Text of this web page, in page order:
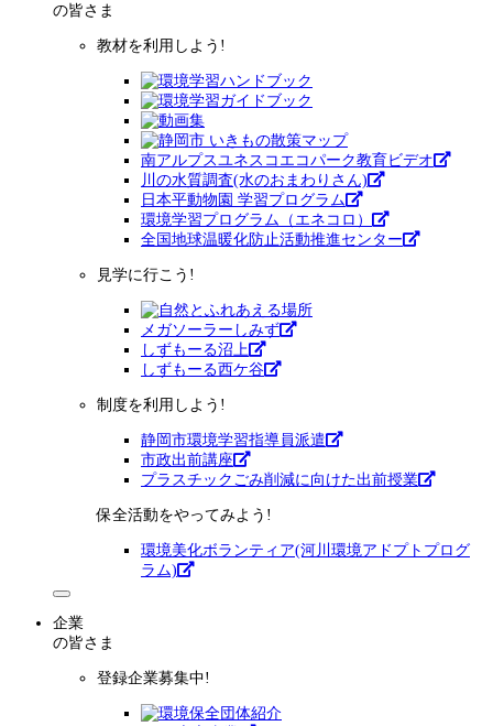
の皆さま
教材を利用しよう!
南アルプスユネスコエコパーク教育ビデオ
川の水質調査(水のおまわりさん)
日本平動物園 学習プログラム
環境学習プログラム（エネコロ）
全国地球温暖化防止活動推進センター
見学に行こう!
メガソーラーしみず
しずもーる沼上
しずもーる⻄ケ谷
制度を利用しよう!
静岡市環境学習指導員派遣
市政出前講座
プラスチックごみ削減に向けた出前授業
保全活動をやってみよう!
環境美化ボランティア(河川環境アドプトプログ
ラム)
企業
の皆さま
登録企業募集中!